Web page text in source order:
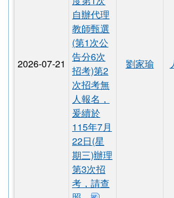
人事
公
告:花蓮縣
鳳林鎮鳳
仁國小
115學年
度第1次
自辦代理
教師甄選
(第1次公
告分6次
招考)第2
次招考無
人報名，
爰續於